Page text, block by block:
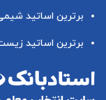
برترین اساتید
برترین اساتید